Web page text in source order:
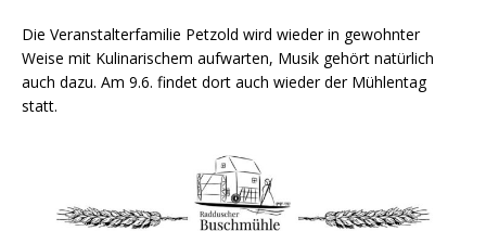
Die Veranstalterfamilie Petzold wird wieder in gewohnter
Weise mit Kulinarischem aufwarten, Musik gehört natürlich
auch dazu. Am 9.6. findet dort auch wieder der Mühlentag
statt.